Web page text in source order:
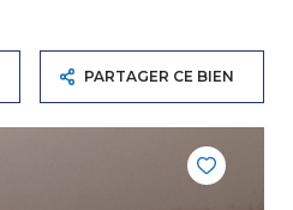
PARTAGER CE BIEN